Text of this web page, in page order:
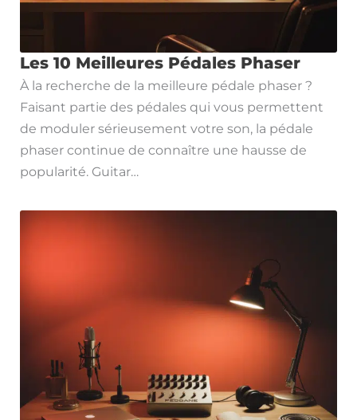
Les 10 Meilleures Pédales Phaser
À la recherche de la meilleure pédale phaser ?
Faisant partie des pédales qui vous permettent
de moduler sérieusement votre son, la pédale
phaser continue de connaître une hausse de
popularité. Guitar…